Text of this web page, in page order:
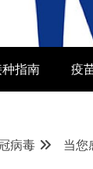
指南 疫
病毒 当您